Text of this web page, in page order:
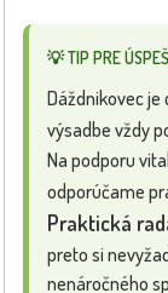
💡 TIP PRE
Dáždnikovec je
výsadbe vždy
Na podporu
odporúčame
Praktická
preto si
nenáročného